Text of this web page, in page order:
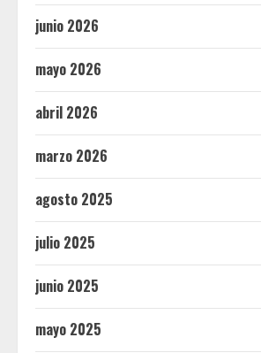
junio 2026
mayo 2026
abril 2026
marzo 2026
agosto 2025
julio 2025
junio 2025
mayo 2025